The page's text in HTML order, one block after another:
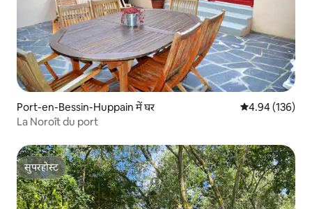
Port-en-Bessin-Huppain में घर औसत रेटिंग 5 में से
4.94 (136)
La Noroît du port
सुपरहोस्ट
सुपरहोस्ट